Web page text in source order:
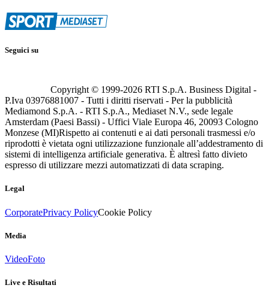
Seguici su
Copyright © 1999-2026 RTI S.p.A. Business Digital -
P.Iva 03976881007 - Tutti i diritti riservati - Per la pubblicità
Mediamond S.p.A. - RTI S.p.A., Mediaset N.V., sede legale
Amsterdam (Paesi Bassi) - Uffici Viale Europa 46, 20093 Cologno
Monzese (MI)Rispetto ai contenuti e ai dati personali trasmessi e/o
riprodotti è vietata ogni utilizzazione funzionale all’addestramento di
sistemi di intelligenza artificiale generativa. È altresì fatto divieto
espresso di utilizzare mezzi automatizzati di data scraping.
Legal
CorporatePrivacy PolicyCookie Policy
Media
VideoFoto
Live e Risultati